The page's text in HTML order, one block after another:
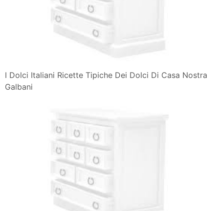
I Dolci Italiani Ricette Tipiche Dei Dolci Di Casa Nostra
Galbani